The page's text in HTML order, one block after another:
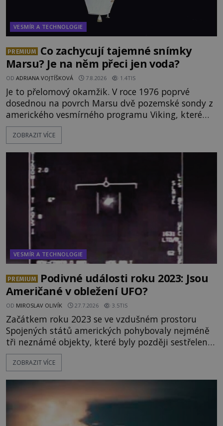
VESMÍR A TECHNOLOGIE
PREMIUM
Co zachycují tajemné snímky
Marsu? Je na něm přeci jen voda?
OD ADRIANA VOJTÍŠKOVÁ 7.8.2026 1.4TIS
Je to přelomový okamžik. V roce 1976 poprvé
dosednou na povrch Marsu dvě pozemské sondy z
amerického vesmírného programu Viking, které
jsou schopny pořídit fotografie záhadami
opředené rudé planety. Viking 1 zde zaznamená
zvané Cydonie totiž zachytí podivný útvar
připomínající lidskou tvář. NASA (Národní úřad
ZOBRAZIT VÍCE
VESMÍR A TECHNOLOGIE
PREMIUM
Podivné události roku 2023: Jsou
Američané v obležení UFO?
OD MIROSLAV OLIVÍK 27.7.2026 3.5TIS
Začátkem roku 2023 se ve vzdušném prostoru
Spojených států amerických pohybovaly nejméně
tři neznámé objekty, které byly později sestřeleny.
Do dnešních dnů nebyly trosky těchto létajících
těles objeveny. Je možné, že šlo o nějaké nové
mimozemského původu? Dne 4. února roku 2023
vydává
ZOBRAZIT VÍCE